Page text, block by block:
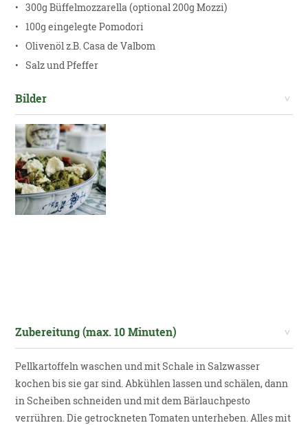
300g Büffelmozzarella (optional 200g Mozzi)
100g eingelegte Pomodori
Olivenöl z.B. Casa de Valbom
Salz und Pfeffer
Bilder
Zubereitung (max. 10 Minuten)
Pellkartoffeln waschen und mit Schale in Salzwasser
kochen bis sie gar sind. Abkühlen lassen und schälen, dann
in Scheiben schneiden und mit dem Bärlauchpesto
verrühren. Die getrockneten Tomaten unterheben. Alles mit